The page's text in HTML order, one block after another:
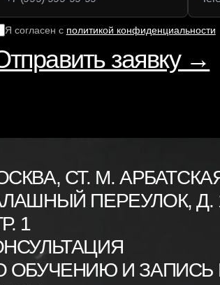
Я согласен с политикой конфиденциальности
заявку →
СТ. М.
ПЕРЕУЛОК, Д.
1
ОБУЧЕНИЮ И ЗАПИСЬ